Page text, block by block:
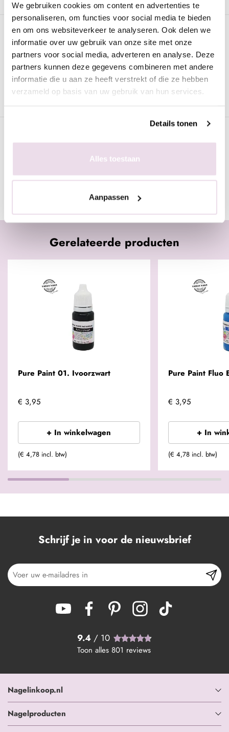
We gebruiken cookies om content en advertenties te
personaliseren, om functies voor social media te bieden
en om ons websiteverkeer te analyseren. Ook delen we
informatie over uw gebruik van onze site met onze
partners voor social media, adverteren en analyse. Deze
partners kunnen deze gegevens combineren met andere
informatie die u aan ze heeft verstrekt of die ze hebben
verzameld op basis van uw gebruik van hun services.
Details tonen
Alles toestaan
Aanpassen
Omschrijving
Pure Paint Sap Groen
Hooggepigmenteerde acrylverf van professionele kwaliteit in de
kleur Briljant Rose.
Deze verf is uitermate geschikt om mee te schilderen op nagels
Gerelateerde producten
Pure Paint 01. Ivoorzwart
€ 3,95
+ In winkelwagen
(€ 4,78 incl. btw)
Pure Paint Fluo
€ 3,95
+ In
(€ 4,78 incl. btw)
Schrijf je in voor de nieuwsbrief
9.4 / 10
Toon alles 801 reviews
Nagelinkoop.nl
Nagelproducten